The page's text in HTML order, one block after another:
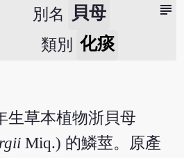
subject
別名 貝母
類別 化痰
生草本植物浙貝母
Miq.) 的鱗莖。原產